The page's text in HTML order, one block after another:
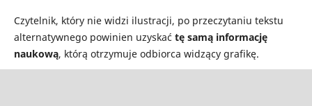
Czytelnik, który nie widzi ilustracji, po przeczytaniu tekstu
alternatywnego powinien uzyskać tę samą informację
naukową, którą otrzymuje odbiorca widzący grafikę.